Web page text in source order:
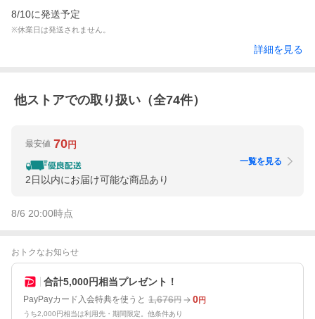
8/10に発送予定
※休業日は発送されません。
詳細を見る
他ストアでの取り扱い（全74件）
最安値 70円
2日以内にお届け可能な商品あり
一覧を見る
8/6 20:00時点
おトクなお知らせ
合計5,000円相当プレゼント！
PayPayカード入会特典を使うと 1,676円 0円
うち2,000円相当は利用先・期間限定。他条件あり